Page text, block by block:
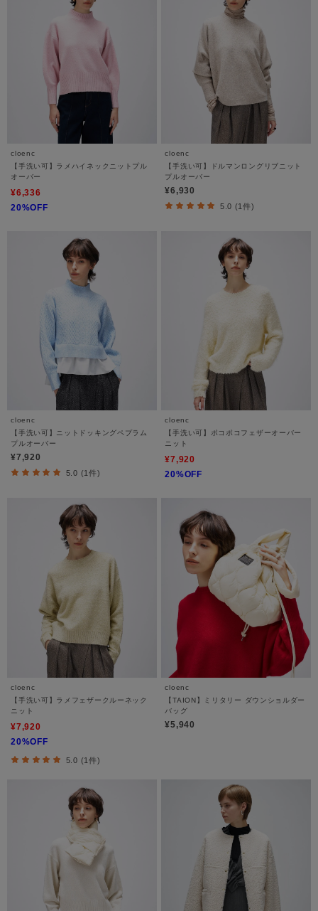
cloenc
【手洗い可】ラメハイネックニットプル
オーバー
¥6,336
20%OFF
cloenc
【手洗い可】ドルマンロングリブニット
プルオーバー
¥6,930
5.0 (1件)
cloenc
【手洗い可】ニットドッキングペプラム
プルオーバー
¥7,920
5.0 (1件)
cloenc
【手洗い可】ポコポコフェザーオーバー
ニット
¥7,920
20%OFF
cloenc
【手洗い可】ラメフェザークルーネック
ニット
¥7,920
20%OFF
5.0 (1件)
cloenc
【TAION】ミリタリー ダウンショルダー
バッグ
¥5,940